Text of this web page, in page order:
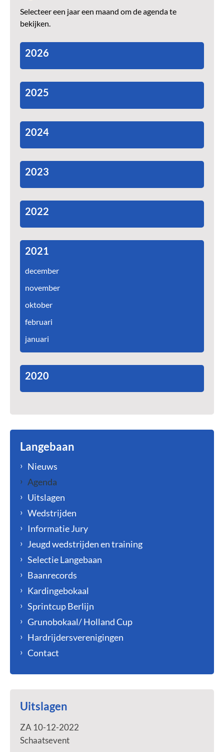
Selecteer een jaar een maand om de agenda te
bekijken.
2026
2025
2024
2023
2022
2021
december
november
oktober
februari
januari
2020
Langebaan
Nieuws
Agenda
Uitslagen
Wedstrijden
Informatie Jury
Jeugd wedstrijden en training
Selectie Langebaan
Baanrecords
Kardingebokaal
Sprintcup Berlijn
Grunobokaal/ Holland Cup
Hardrijdersverenigingen
Contact
Uitslagen
ZA 10-12-2022
Schaatsevent